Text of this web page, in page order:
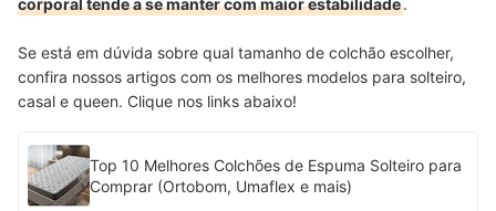
corporal tende a se manter com maior estabilidade.
Se está em dúvida sobre qual tamanho de colchão escolher,
confira nossos artigos com os melhores modelos para solteiro,
casal e queen. Clique nos links abaixo!
Top 10 Melhores Colchões de Espuma Solteiro para
Comprar (Ortobom, Umaflex e mais)